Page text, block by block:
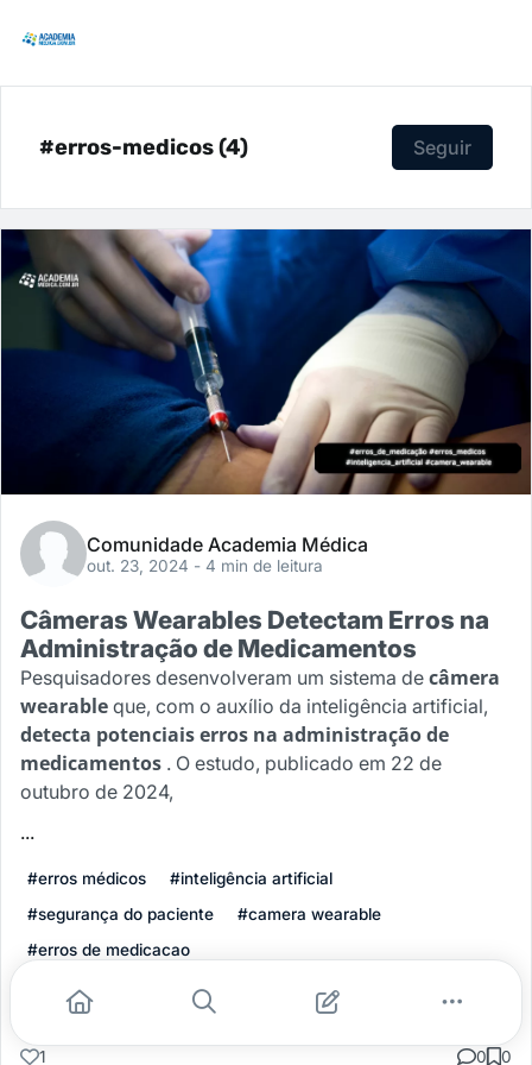
#erros-medicos (4) Seguir
Comunidade Academia Médica
out. 23, 2024 - 4 min de leitura
Câmeras Wearables Detectam Erros na
Administração de Medicamentos
Pesquisadores desenvolveram um sistema de câmera
wearable que, com o auxílio da inteligência artificial,
detecta potenciais erros na administração de
medicamentos . O estudo, publicado em 22 de
outubro de 2024,
...
#erros médicos
#inteligência artificial
#segurança do paciente
#camera wearable
#erros de medicacao
Leia mais
1 0 0